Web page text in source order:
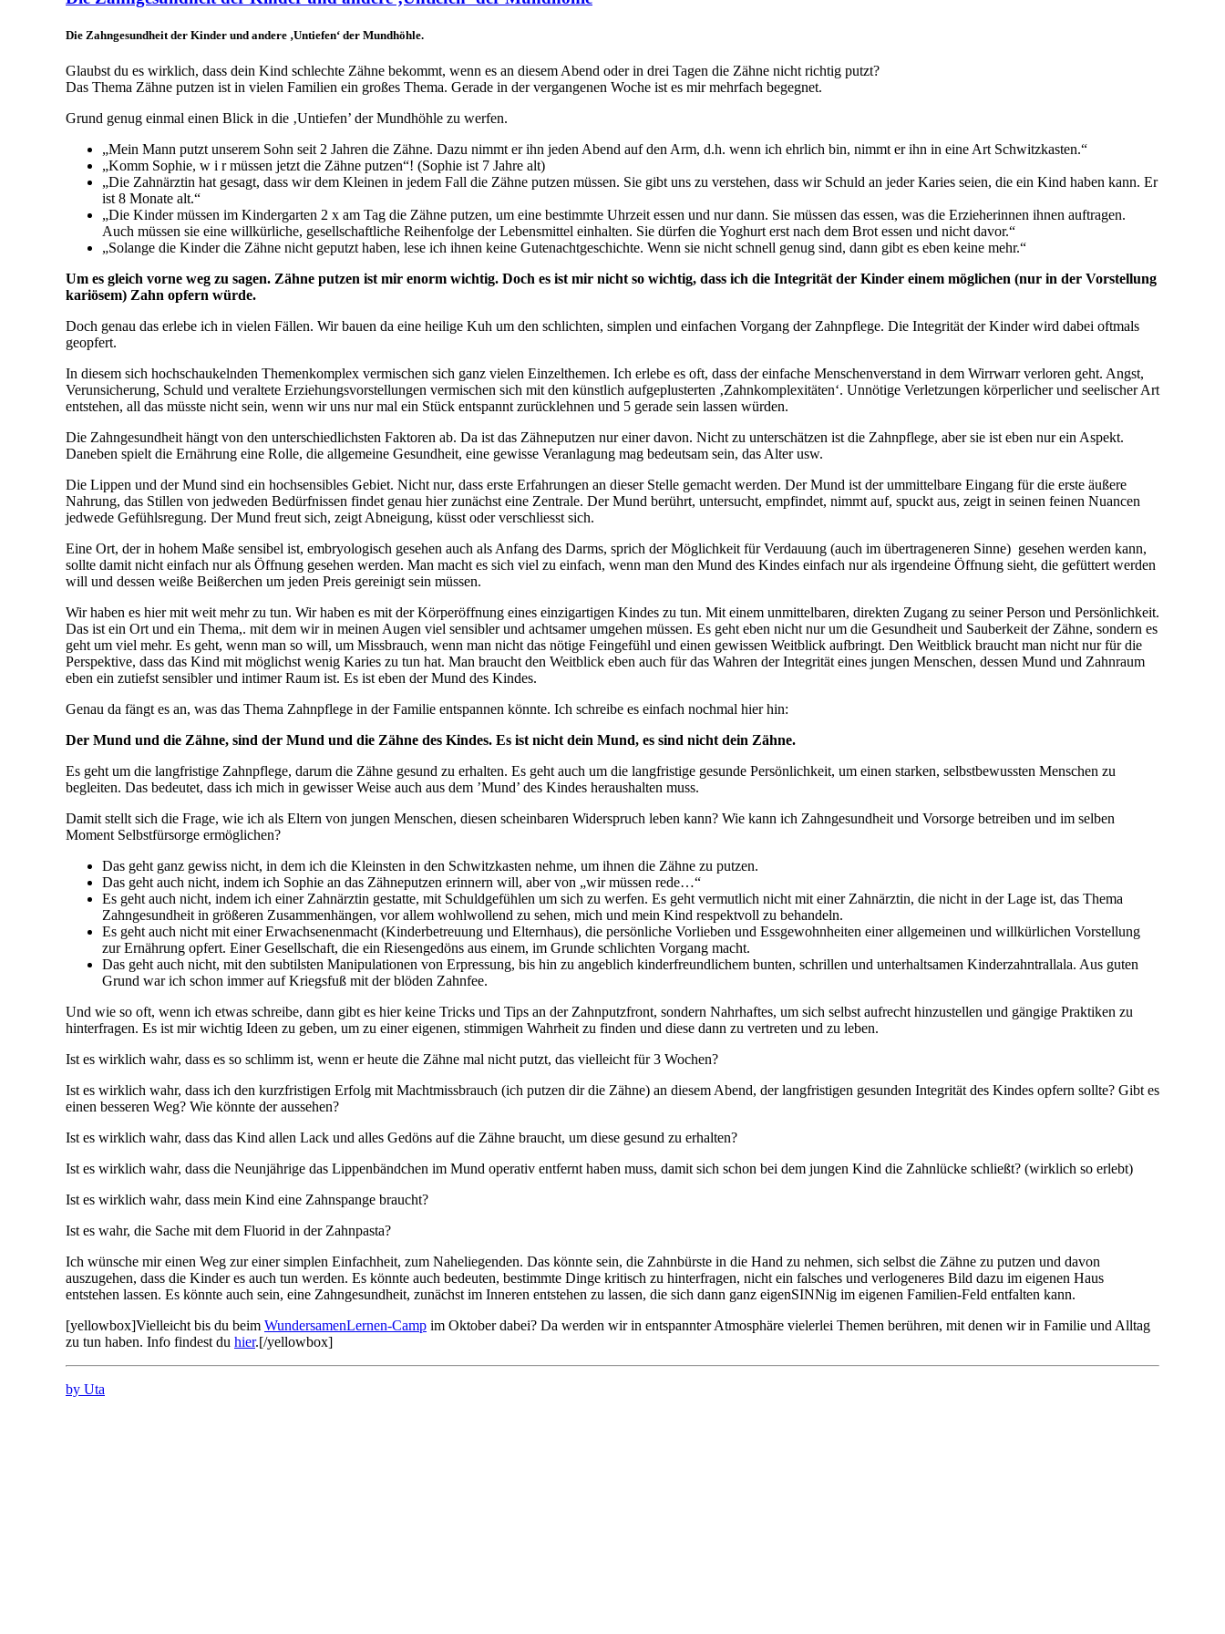
Die Zahngesundheit der Kinder und andere ‚Untiefen‘ der Mundhöhle.
Glaubst du es wirklich, dass dein Kind schlechte Zähne bekommt, wenn es an diesem Abend oder in drei Tagen die Zähne nicht richtig putzt?
Das Thema Zähne putzen ist in vielen Familien ein großes Thema. Gerade in der vergangenen Woche ist es mir mehrfach begegnet.
Grund genug einmal einen Blick in die ‚Untiefen’ der Mundhöhle zu werfen.
„Mein Mann putzt unserem Sohn seit 2 Jahren die Zähne. Dazu nimmt er ihn jeden Abend auf den Arm, d.h. wenn ich ehrlich bin, nimmt er ihn in eine Art Schwitzkasten.“
„Komm Sophie, w i r müssen jetzt die Zähne putzen“! (Sophie ist 7 Jahre alt)
„Die Zahnärztin hat gesagt, dass wir dem Kleinen in jedem Fall die Zähne putzen müssen. Sie gibt uns zu verstehen, dass wir Schuld an jeder Karies seien, die ein Kind haben kann. Er
ist 8 Monate alt.“
„Die Kinder müssen im Kindergarten 2 x am Tag die Zähne putzen, um eine bestimmte Uhrzeit essen und nur dann. Sie müssen das essen, was die Erzieherinnen ihnen auftragen.
Auch müssen sie eine willkürliche, gesellschaftliche Reihenfolge der Lebensmittel einhalten. Sie dürfen die Yoghurt erst nach dem Brot essen und nicht davor.“
„Solange die Kinder die Zähne nicht geputzt haben, lese ich ihnen keine Gutenachtgeschichte. Wenn sie nicht schnell genug sind, dann gibt es eben keine mehr.“
Um es gleich vorne weg zu sagen. Zähne putzen ist mir enorm wichtig. Doch es ist mir nicht so wichtig, dass ich die Integrität der Kinder einem möglichen (nur in der Vorstellung
kariösem) Zahn opfern würde.
Doch genau das erlebe ich in vielen Fällen. Wir bauen da eine heilige Kuh um den schlichten, simplen und einfachen Vorgang der Zahnpflege. Die Integrität der Kinder wird dabei oftmals
geopfert.
In diesem sich hochschaukelnden Themenkomplex vermischen sich ganz vielen Einzelthemen. Ich erlebe es oft, dass der einfache Menschenverstand in dem Wirrwarr verloren geht. Angst,
Verunsicherung, Schuld und veraltete Erziehungsvorstellungen vermischen sich mit den künstlich aufgeplusterten ‚Zahnkomplexitäten‘. Unnötige Verletzungen körperlicher und seelischer Art
entstehen, all das müsste nicht sein, wenn wir uns nur mal ein Stück entspannt zurücklehnen und 5 gerade sein lassen würden.
Die Zahngesundheit hängt von den unterschiedlichsten Faktoren ab. Da ist das Zähneputzen nur einer davon. Nicht zu unterschätzen ist die Zahnpflege, aber sie ist eben nur ein Aspekt.
Daneben spielt die Ernährung eine Rolle, die allgemeine Gesundheit, eine gewisse Veranlagung mag bedeutsam sein, das Alter usw.
Die Lippen und der Mund sind ein hochsensibles Gebiet. Nicht nur, dass erste Erfahrungen an dieser Stelle gemacht werden. Der Mund ist der ummittelbare Eingang für die erste äußere
Nahrung, das Stillen von jedweden Bedürfnissen findet genau hier zunächst eine Zentrale. Der Mund berührt, untersucht, empfindet, nimmt auf, spuckt aus, zeigt in seinen feinen Nuancen
jedwede Gefühlsregung. Der Mund freut sich, zeigt Abneigung, küsst oder verschliesst sich.
Eine Ort, der in hohem Maße sensibel ist, embryologisch gesehen auch als Anfang des Darms, sprich der Möglichkeit für Verdauung (auch im übertrageneren Sinne) gesehen werden kann,
sollte damit nicht einfach nur als Öffnung gesehen werden. Man macht es sich viel zu einfach, wenn man den Mund des Kindes einfach nur als irgendeine Öffnung sieht, die gefüttert werden
will und dessen weiße Beißerchen um jeden Preis gereinigt sein müssen.
Wir haben es hier mit weit mehr zu tun. Wir haben es mit der Körperöffnung eines einzigartigen Kindes zu tun. Mit einem unmittelbaren, direkten Zugang zu seiner Person und Persönlichkeit.
Das ist ein Ort und ein Thema,. mit dem wir in meinen Augen viel sensibler und achtsamer umgehen müssen. Es geht eben nicht nur um die Gesundheit und Sauberkeit der Zähne, sondern es
geht um viel mehr. Es geht, wenn man so will, um Missbrauch, wenn man nicht das nötige Feingefühl und einen gewissen Weitblick aufbringt. Den Weitblick braucht man nicht nur für die
Perspektive, dass das Kind mit möglichst wenig Karies zu tun hat. Man braucht den Weitblick eben auch für das Wahren der Integrität eines jungen Menschen, dessen Mund und Zahnraum
eben ein zutiefst sensibler und intimer Raum ist. Es ist eben der Mund des Kindes.
Genau da fängt es an, was das Thema Zahnpflege in der Familie entspannen könnte. Ich schreibe es einfach nochmal hier hin:
Der Mund und die Zähne, sind der Mund und die Zähne des Kindes. Es ist nicht dein Mund, es sind nicht dein Zähne.
Es geht um die langfristige Zahnpflege, darum die Zähne gesund zu erhalten. Es geht auch um die langfristige gesunde Persönlichkeit, um einen starken, selbstbewussten Menschen zu
begleiten. Das bedeutet, dass ich mich in gewisser Weise auch aus dem ’Mund’ des Kindes heraushalten muss.
Damit stellt sich die Frage, wie ich als Eltern von jungen Menschen, diesen scheinbaren Widerspruch leben kann? Wie kann ich Zahngesundheit und Vorsorge betreiben und im selben
Moment Selbstfürsorge ermöglichen?
Das geht ganz gewiss nicht, in dem ich die Kleinsten in den Schwitzkasten nehme, um ihnen die Zähne zu putzen.
Das geht auch nicht, indem ich Sophie an das Zähneputzen erinnern will, aber von „wir müssen rede…“
Es geht auch nicht, indem ich einer Zahnärztin gestatte, mit Schuldgefühlen um sich zu werfen. Es geht vermutlich nicht mit einer Zahnärztin, die nicht in der Lage ist, das Thema
Zahngesundheit in größeren Zusammenhängen, vor allem wohlwollend zu sehen, mich und mein Kind respektvoll zu behandeln.
Es geht auch nicht mit einer Erwachsenenmacht (Kinderbetreuung und Elternhaus), die persönliche Vorlieben und Essgewohnheiten einer allgemeinen und willkürlichen Vorstellung
zur Ernährung opfert. Einer Gesellschaft, die ein Riesengedöns aus einem, im Grunde schlichten Vorgang macht.
Das geht auch nicht, mit den subtilsten Manipulationen von Erpressung, bis hin zu angeblich kinderfreundlichem bunten, schrillen und unterhaltsamen Kinderzahntrallala. Aus guten
Grund war ich schon immer auf Kriegsfuß mit der blöden Zahnfee.
Und wie so oft, wenn ich etwas schreibe, dann gibt es hier keine Tricks und Tips an der Zahnputzfront, sondern Nahrhaftes, um sich selbst aufrecht hinzustellen und gängige Praktiken zu
hinterfragen. Es ist mir wichtig Ideen zu geben, um zu einer eigenen, stimmigen Wahrheit zu finden und diese dann zu vertreten und zu leben.
Ist es wirklich wahr, dass es so schlimm ist, wenn er heute die Zähne mal nicht putzt, das vielleicht für 3 Wochen?
Ist es wirklich wahr, dass ich den kurzfristigen Erfolg mit Machtmissbrauch (ich putzen dir die Zähne) an diesem Abend, der langfristigen gesunden Integrität des Kindes opfern sollte? Gibt es
einen besseren Weg? Wie könnte der aussehen?
Ist es wirklich wahr, dass das Kind allen Lack und alles Gedöns auf die Zähne braucht, um diese gesund zu erhalten?
Ist es wirklich wahr, dass die Neunjährige das Lippenbändchen im Mund operativ entfernt haben muss, damit sich schon bei dem jungen Kind die Zahnlücke schließt? (wirklich so erlebt)
Ist es wirklich wahr, dass mein Kind eine Zahnspange braucht?
Ist es wahr, die Sache mit dem Fluorid in der Zahnpasta?
Ich wünsche mir einen Weg zur einer simplen Einfachheit, zum Naheliegenden. Das könnte sein, die Zahnbürste in die Hand zu nehmen, sich selbst die Zähne zu putzen und davon
auszugehen, dass die Kinder es auch tun werden. Es könnte auch bedeuten, bestimmte Dinge kritisch zu hinterfragen, nicht ein falsches und verlogeneres Bild dazu im eigenen Haus
entstehen lassen. Es könnte auch sein, eine Zahngesundheit, zunächst im Inneren entstehen zu lassen, die sich dann ganz eigenSINNig im eigenen Familien-Feld entfalten kann.
[yellowbox]Vielleicht bis du beim WundersamenLernen-Camp im Oktober dabei? Da werden wir in entspannter Atmosphäre vielerlei Themen berühren, mit denen wir in Familie und Alltag
zu tun haben. Info findest du hier.[/yellowbox]
by Uta